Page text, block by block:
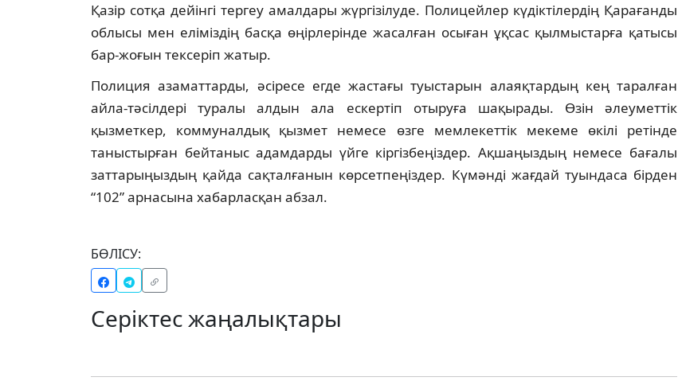
Қазір сотқа дейінгі тергеу амалдары жүргізілуде. Полицейлер күдіктілердің Қарағанды
облысы мен еліміздің басқа өңірлерінде жасалған осыған ұқсас қылмыстарға қатысы
бар-жоғын тексеріп жатыр.
Полиция азаматтарды, әсіресе егде жастағы туыстарын алаяқтардың кең таралған
айла-тәсілдері туралы алдын ала ескертіп отыруға шақырады. Өзін әлеуметтік
қызметкер, коммуналдық қызмет немесе өзге мемлекеттік мекеме өкілі ретінде
таныстырған бейтаныс адамдарды үйге кіргізбеңіздер. Ақшаңыздың немесе бағалы
заттарыңыздың қайда сақталғанын көрсетпеңіздер. Күмәнді жағдай туындаса бірден
“102” арнасына хабарласқан абзал.
БӨЛІСУ:
Серіктес жаңалықтары